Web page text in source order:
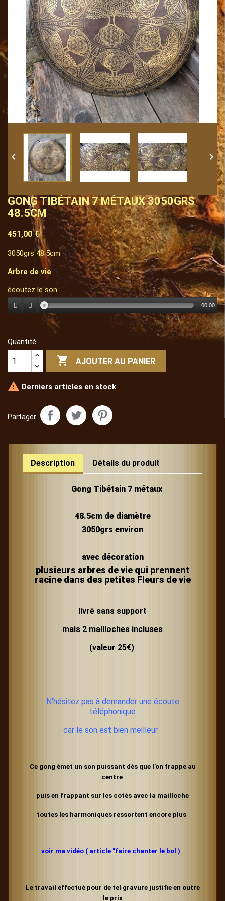
 
GONG TIBÉTAIN 7 MÉTAUX 3050GRS
48.5CM
451,00 €
3050grs 48.5cm
Arbre de vie
écoutez le son :
00:00
Quantité
 AJOUTER AU PANIER
 Derniers articles en stock
Partager
Description Détails du produit
Gong Tibétain 7 métaux
48.5cm de diamètre
3050grs environ
avec décoration
plusieurs arbres de vie qui prennent
racine dans des petites Fleurs de vie
livré sans support
mais 2 mailloches incluses
(valeur 25€)
N'hésitez pas à demander une écoute
téléphonique
car le son est bien meilleur
Ce gong émet un son puissant dès que l'on frappe au
centre
puis en frappant sur les cotés avec la mailloche
toutes les harmoniques ressortent encore plus
voir ma vidéo ( article "faire chanter le bol )
Le travail effectué pour de tel gravure justifie en outre
le prix